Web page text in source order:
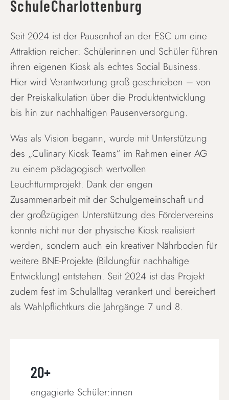
SchuleCharlottenburg
Seit 2024 ist der Pausenhof an der ESC um eine
Attraktion reicher: Schülerinnen und Schüler führen
ihren eigenen Kiosk als echtes Social Business.
Hier wird Verantwortung groß geschrieben – von
der Preiskalkulation über die Produktentwicklung
bis hin zur nachhaltigen Pausenversorgung.
Was als Vision begann, wurde mit Unterstützung
des „Culinary Kiosk Teams“ im Rahmen einer AG
zu einem pädagogisch wertvollen
Leuchtturmprojekt. Dank der engen
Zusammenarbeit mit der Schulgemeinschaft und
der großzügigen Unterstützung des Fördervereins
konnte nicht nur der physische Kiosk realisiert
werden, sondern auch ein kreativer Nährboden für
weitere BNE-Projekte (Bildungfür nachhaltige
Entwicklung) entstehen. Seit 2024 ist das Projekt
zudem fest im Schulalltag verankert und bereichert
als Wahlpflichtkurs die Jahrgänge 7 und 8.
20+
engagierte Schüler:innen